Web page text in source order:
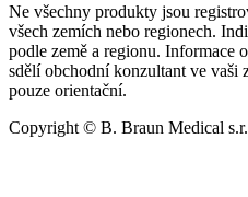
Ne všechny produkty jsou
všech zemích nebo regionech.
podle země a regionu. Informace
sdělí obchodní konzultant ve vaši
pouze orientační.
Copyright © B. Braun Medical